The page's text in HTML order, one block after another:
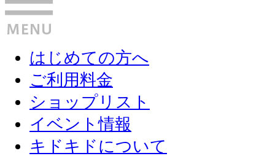
はじめての方へ
ご利用料金
ショップリスト
イベント情報
キドキドについて